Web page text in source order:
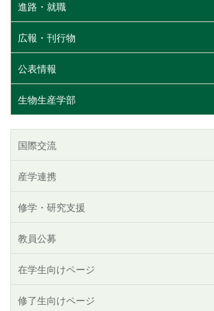
進路・就職
広報・刊行物
公表情報
生物生産学部
国際交流
産学連携
修学・研究支援
教員公募
在学生向けページ
修了生向けページ